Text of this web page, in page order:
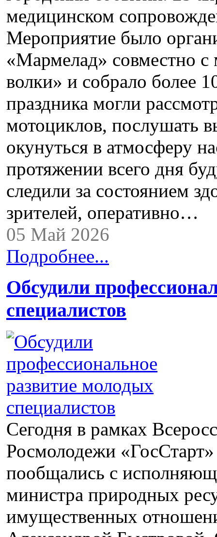
медицинском
Мероприятие было
«Мармелад» совместно
волки» и собрало более
праздника могли
мотоциклов, послушать
окунуться в атмосферу
протяжении всего дня
следили за состоянием
зрителей, оперативно…
05 Май 2026
Подробнее...
Обсудили
специалистов
Сегодня в рамках
Росмолодежи
пообщались с
министра природных
имущественных